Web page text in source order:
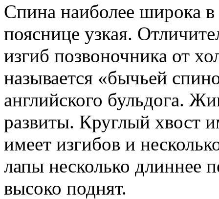
Спина наиболее широка в
пояснице узкая.
изгиб позвоночника от
называется «бычьей
английского бульдога.
развиты. Круглый хвост
имеет изгибов и
лапы несколько длиннее
высоко поднят.